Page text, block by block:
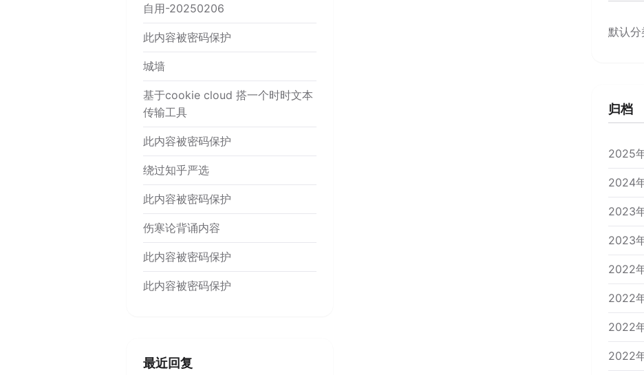
自用-20250206
此内容被密码保护
城墙
基于cookie cloud 搭一个时时文本
传输工具
此内容被密码保护
绕过知乎严选
此内容被密码保护
伤寒论背诵内容
此内容被密码保护
此内容被密码保护
最近回复
默认分
归档
2025
2024
2023
2023
2022
2022
2022
2022